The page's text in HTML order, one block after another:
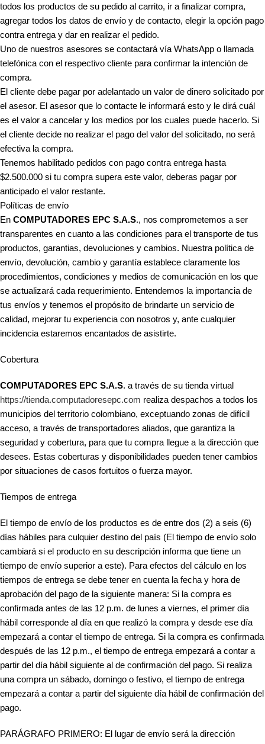
todos los productos de su pedido al carrito, ir a finalizar compra,
agregar todos los datos de envío y de contacto, elegir la opción pago
contra entrega y dar en realizar el pedido.
Uno de nuestros asesores se contactará vía WhatsApp o llamada
telefónica con el respectivo cliente para confirmar la intención de
compra.
El cliente debe pagar por adelantado un valor de dinero solicitado por
el asesor. El asesor que lo contacte le informará esto y le dirá cuál
es el valor a cancelar y los medios por los cuales puede hacerlo. Si
el cliente decide no realizar el pago del valor del solicitado, no será
efectiva la compra.
Tenemos habilitado pedidos con pago contra entrega hasta
$2.500.000 si tu compra supera este valor, deberas pagar por
anticipado el valor restante.
Políticas de envío
En COMPUTADORES EPC S.A.S., nos comprometemos a ser
transparentes en cuanto a las condiciones para el transporte de tus
productos, garantias, devoluciones y cambios. Nuestra política de
envío, devolución, cambio y garantía establece claramente los
procedimientos, condiciones y medios de comunicación en los que
se actualizará cada requerimiento. Entendemos la importancia de
tus envíos y tenemos el propósito de brindarte un servicio de
calidad, mejorar tu experiencia con nosotros y, ante cualquier
incidencia estaremos encantados de asistirte.
Cobertura
COMPUTADORES EPC S.A.S. a través de su tienda virtual
https://tienda.computadoresepc.com realiza despachos a todos los
municipios del territorio colombiano, exceptuando zonas de difícil
acceso, a través de transportadores aliados, que garantiza la
seguridad y cobertura, para que tu compra llegue a la dirección que
desees. Estas coberturas y disponibilidades pueden tener cambios
por situaciones de casos fortuitos o fuerza mayor.
Tiempos de entrega
El tiempo de envío de los productos es de entre dos (2) a seis (6)
días hábiles para culquier destino del país (El tiempo de envío solo
cambiará si el producto en su descripción informa que tiene un
tiempo de envío superior a este). Para efectos del cálculo en los
tiempos de entrega se debe tener en cuenta la fecha y hora de
aprobación del pago de la siguiente manera: Si la compra es
confirmada antes de las 12 p.m. de lunes a viernes, el primer día
hábil corresponde al día en que realizó la compra y desde ese día
empezará a contar el tiempo de entrega. Si la compra es confirmada
después de las 12 p.m., el tiempo de entrega empezará a contar a
partir del día hábil siguiente al de confirmación del pago. Si realiza
una compra un sábado, domingo o festivo, el tiempo de entrega
empezará a contar a partir del siguiente día hábil de confirmación del
pago.
PARÁGRAFO PRIMERO: El lugar de envío será la dirección